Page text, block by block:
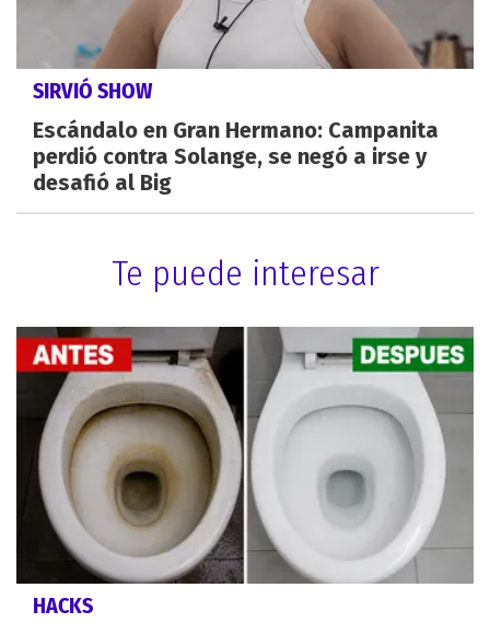
SIRVIÓ SHOW
Escándalo en Gran Hermano: Campanita
perdió contra Solange, se negó a irse y
desafió al Big
Te puede interesar
HACKS